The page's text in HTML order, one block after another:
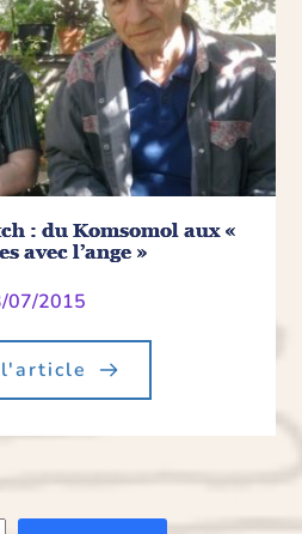
: du Komsomol aux «
avec l’ange »
07/2015